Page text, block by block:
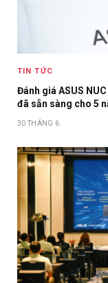
TIN TỨC
Đánh giá ASUS
đã sẵn sàng cho 5
30 THÁNG 6